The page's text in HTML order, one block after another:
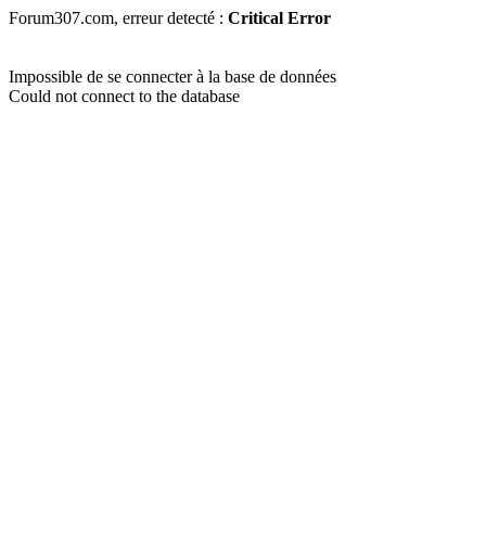
Forum307.com, erreur detecté : Critical Error
Impossible de se connecter à la base de données
Could not connect to the database